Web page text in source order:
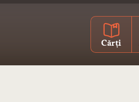
Cărți